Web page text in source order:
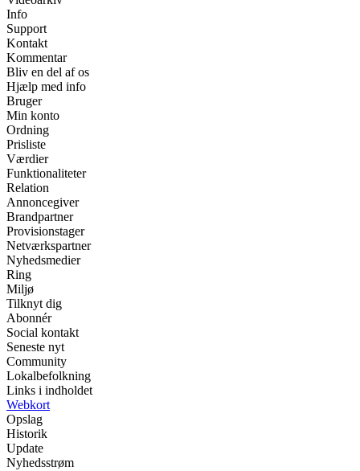
Info
Support
Kontakt
Kommentar
Bliv en del af os
Hjælp med info
Bruger
Min konto
Ordning
Prisliste
Værdier
Funktionaliteter
Relation
Annoncegiver
Brandpartner
Provisionstager
Netværkspartner
Nyhedsmedier
Ring
Miljø
Tilknyt dig
Abonnér
Social kontakt
Seneste nyt
Community
Lokalbefolkning
Links i indholdet
Webkort
Opslag
Historik
Update
Nyhedsstrøm